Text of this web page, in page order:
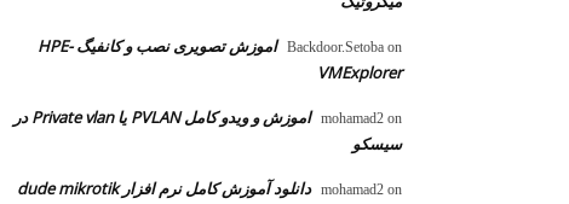
Backdoor.Setoba on
اموزش تصویری نصب و کانفیگ HPE-
VMExplorer
mohamad2 on
اموزش و ویدو کامل PVLAN یا Private vlan در
سیسکو
mohamad2 on دانلود آموزش کامل نرم افزار dude mikrotik